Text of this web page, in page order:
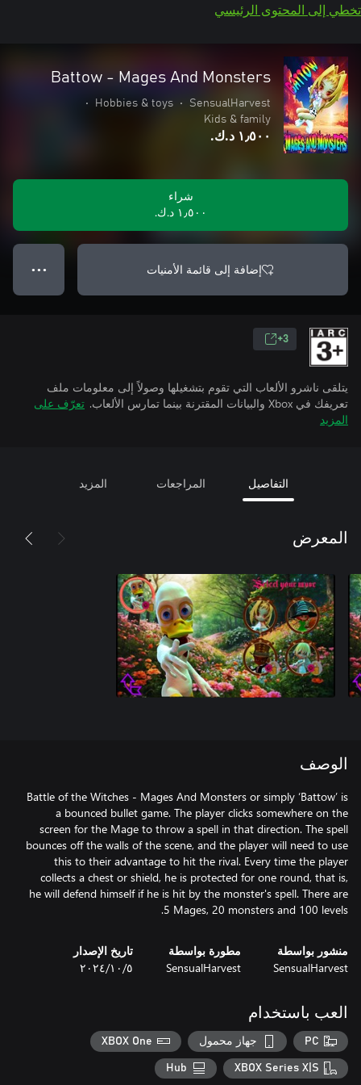
تخطي إلى المحتوى الرئيسي
Battow - Mages And Monsters
SensualHarvest
•
Hobbies & toys
•
Kids & family
١٫٥٠٠ د.ك.‏
شراء
١٫٥٠٠ د.ك.‏
إضافة إلى قائمة الأمنيات ● ● ●
3+
يتلقى ناشرو الألعاب التي تقوم بتشغيلها وصولاً إلى معلومات ملف
تعريفك في Xbox والبيانات المقترنة بينما تمارس الألعاب.
تعرّف على
المزيد
التفاصيل المراجعات المزيد
المعرض
الوصف
Battle of the Witches - Mages And Monsters or simply ‘Battow’ is
a bounced bullet game. The player clicks somewhere on the
screen for the Mage to throw a spell in that direction. The spell
bounces off the walls of the scene, and the player will need to use
this to their advantage to hit the rival. Every time the player
collects a chest or shield, he is protected for one round, that is,
he will defend himself if he is hit by the monster's spell. There are
5 Mages, 20 monsters and 100 levels.
منشور بواسطة
SensualHarvest
مطورة بواسطة
SensualHarvest
تاريخ الإصدار
٥‏/١٠‏/٢٠٢٤
العب باستخدام
PC جهاز محمول XBOX One
XBOX Series X|S
Hub